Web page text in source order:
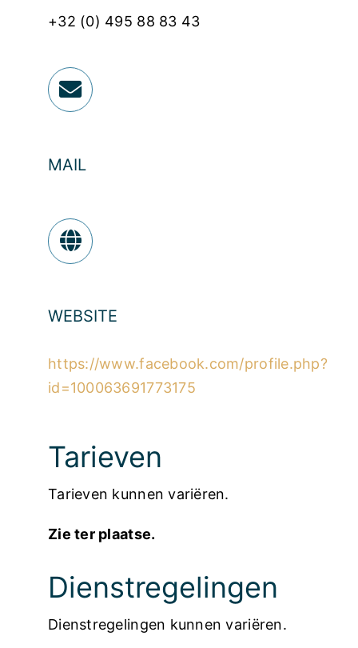
+32 (0) 495 88 83 43
MAIL
WEBSITE
https://www.facebook.com/profile.php?
id=100063691773175
Tarieven
Tarieven kunnen variëren.
Zie ter plaatse.
Dienstregelingen
Dienstregelingen kunnen variëren.